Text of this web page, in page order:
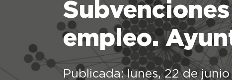
empleo.
Publicada: lunes, 22 de